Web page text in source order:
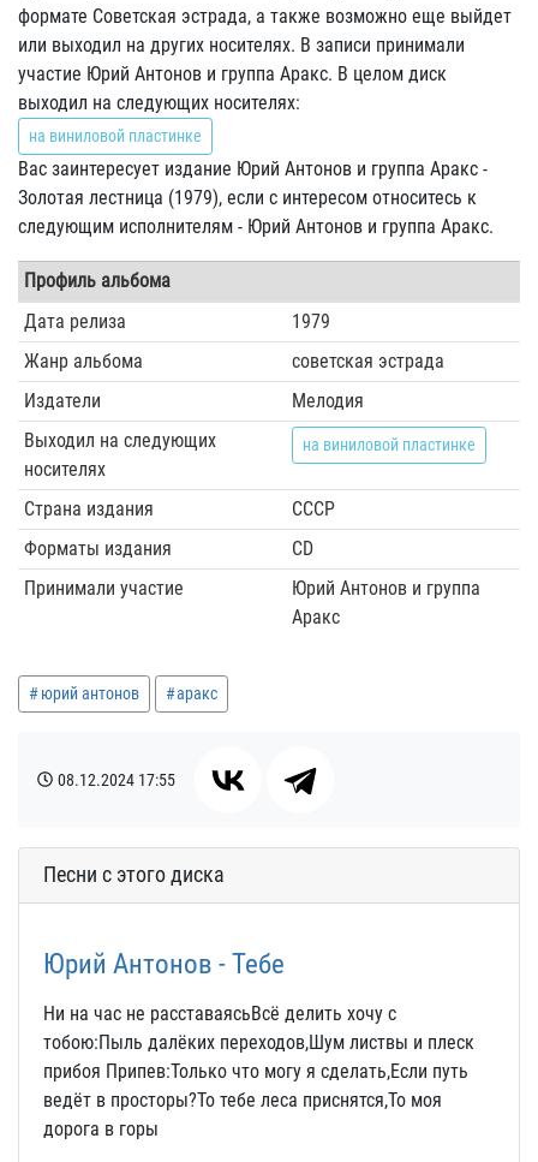
формате Советская эстрада, а также возможно еще выйдет
или выходил на других носителях. В записи принимали
участие Юрий Антонов и группа Аракс. В целом диск
выходил на следующих носителях:
на виниловой пластинке
Вас заинтересует издание Юрий Антонов и группа Аракс -
Золотая лестница (1979), если с интересом относитесь к
следующим исполнителям - Юрий Антонов и группа Аракс.
Профиль альбома
Дата релиза
1979
Жанр альбома
советская эстрада
Издатели
Мелодия
Выходил на следующих
носителях
на виниловой пластинке
Страна издания
СССР
Форматы издания
CD
Принимали участие
Юрий Антонов и группа
Аракс
юрий антонов аракс
08.12.2024 17:55
Песни с этого диска
Юрий Антонов - Тебе
Ни на час не расставаясьВсё делить хочу с
тобою:Пыль далёких переходов,Шум листвы и плеск
прибоя Припев:Только что могу я сделать,Если путь
ведёт в просторы?То тебе леса приснятся,То моя
дорога в горы